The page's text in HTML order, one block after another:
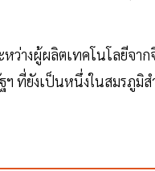
ว่างผู้ผลิตเทคโนโลยีจา
ที่ยังเป็นหนึ่งในสมรภูมิ